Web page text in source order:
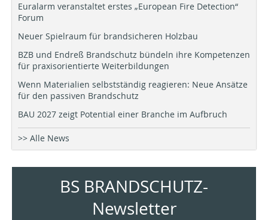
Euralarm veranstaltet erstes „European Fire Detection“
Forum
Neuer Spielraum für brandsicheren Holzbau
BZB und Endreß Brandschutz bündeln ihre Kompetenzen
für praxisorientierte Weiterbildungen
Wenn Materialien selbstständig reagieren: Neue Ansätze
für den passiven Brandschutz
BAU 2027 zeigt Potential einer Branche im Aufbruch
>> Alle News
BS BRANDSCHUTZ-
Newsletter